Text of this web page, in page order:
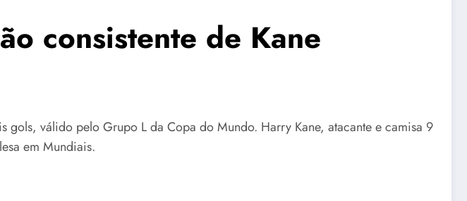
consistente de Kane
válido pelo Grupo L da Copa do Mundo. Harry Kane, atacante e camisa 9
em Mundiais.